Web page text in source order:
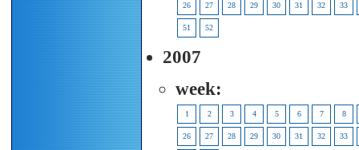
26 27 28 29 30 31 32 33
51 52
2007
week:
1 2 3 4 5 6 7 8
26 27 28 29 30 31 32 33